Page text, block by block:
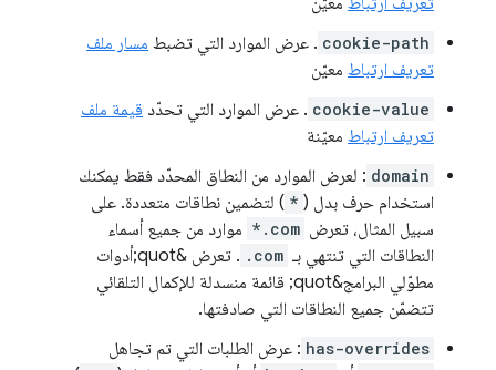
cookie-path . عرض الموارد التي تضبط مسار ملف
تعريف ارتباط معيّن
cookie-value . عرض الموارد التي تحدّد قيمة ملف
تعريف ارتباط معيّنة
domain : لعرض الموارد من النطاق المحدّد فقط يمكنك
استخدام حرف بدل ( * ) لتضمين نطاقات متعددة. على
سبيل المثال، تعرض *.com موارد من جميع أسماء
النطاقات التي تنتهي بـ .com
. تعرض &quot;أدوات
مطوّلي البرامج&quot; قائمة منسدلة للإكمال التلقائي
تتضمّن جميع النطاقات التي صادفتها.
has-overrides : عرض الطلبات التي تم تجاهل